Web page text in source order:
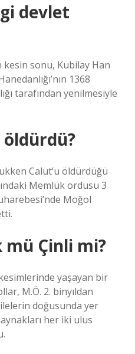
devlet
sonu, Kubilay Han
1368
tarafından yenilmesiyle
öldürdü?
Calut’u öldürdüğü
Memlük ordusu 3
Moğol
Çinli mi?
yaşayan bir
M.Ö. 2. binyıldan
doğusunda yer
her iki ulus